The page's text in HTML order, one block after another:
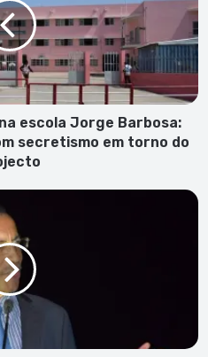
escola Jorge Barbosa:
secretismo em torno do